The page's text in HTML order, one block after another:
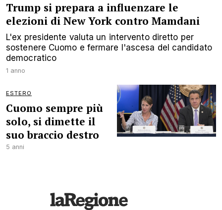
Trump si prepara a influenzare le
elezioni di New York contro Mamdani
L'ex presidente valuta un intervento diretto per
sostenere Cuomo e fermare l'ascesa del candidato
democratico
1 anno
ESTERO
Cuomo sempre più
solo, si dimette il
suo braccio destro
5 anni